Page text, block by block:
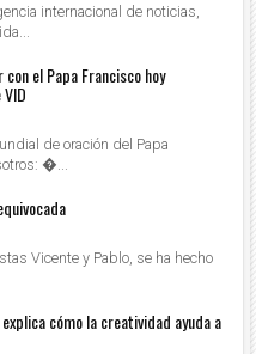
internacional de noticias,
con el Papa Francisco hoy
de oración del Papa
...
Vicente y Pablo, se ha hecho
cómo la creatividad ayuda a